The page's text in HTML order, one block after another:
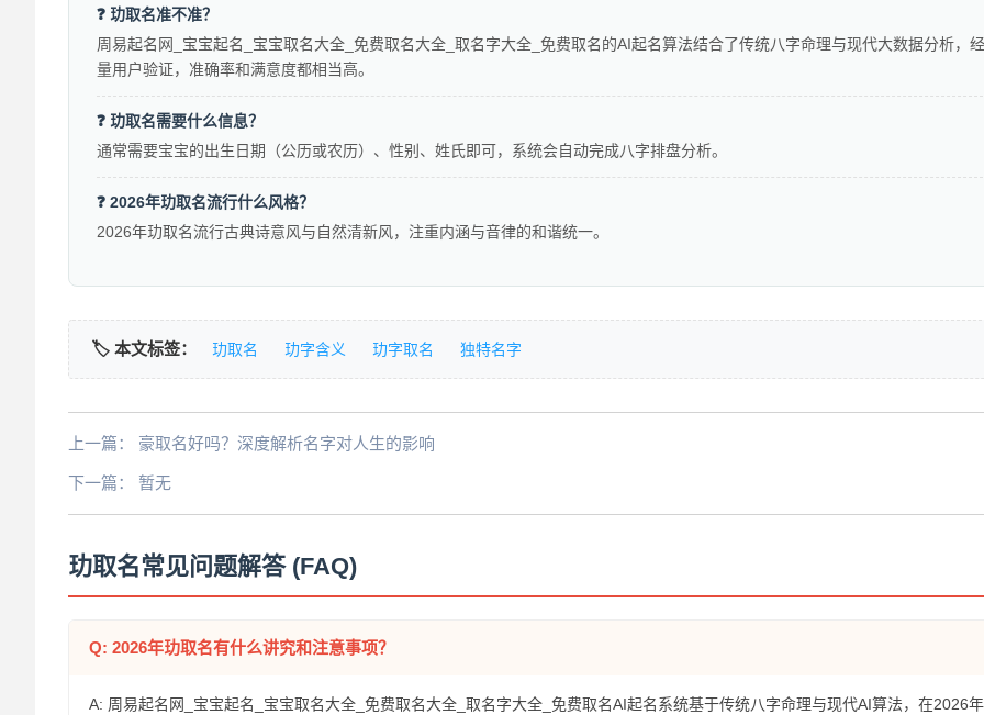
❓ 玏取名准不准？
周易起名网_宝宝起名_宝宝取名大全_免费取名大全_取名字大全_免费取名的AI起名算法结合了传统八字命理与现代大数据分析，
量用户验证，准确率和满意度都相当高。
❓ 玏取名需要什么信息？
通常需要宝宝的出生日期（公历或农历）、性别、姓氏即可，系统会自动完成八字排盘分析。
❓ 2026年玏取名流行什么风格？
2026年玏取名流行古典诗意风与自然清新风，注重内涵与音律的和谐统一。
🏷️ 本文标签： 玏取名 玏字含义 玏字取名 独特名字
上一篇： 豪取名好吗？深度解析名字对人生的影响
下一篇： 暂无
玏取名常见问题解答 (FAQ)
Q: 2026年玏取名有什么讲究和注意事项？
A: 周易起名网_宝宝起名_宝宝取名大全_免费取名大全_取名字大全_免费取名AI起名系统基于传统八字命理与现代AI算法，在2026